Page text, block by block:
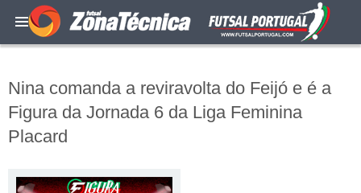
Nina comanda a reviravolta do Feijó e é a
Figura da Jornada 6 da Liga Feminina
Placard